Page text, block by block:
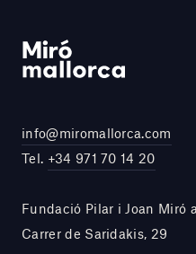
info@miromallorca.com
Tel. +34 971 70 14 20
Fundació Pilar i Joan Miró
Carrer de Saridakis, 29